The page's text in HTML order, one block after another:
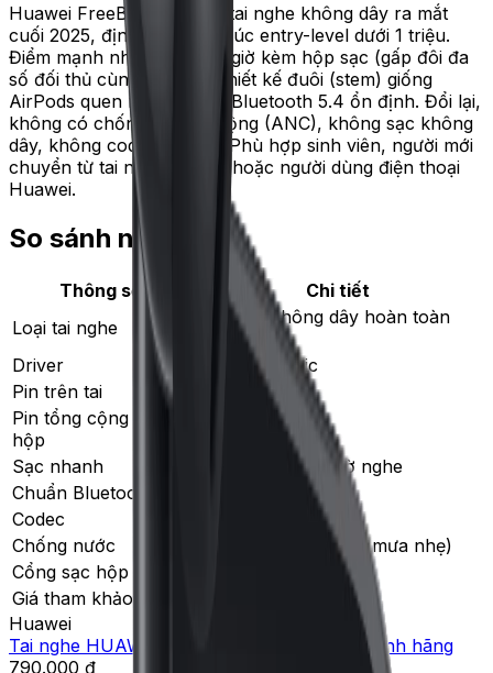
Huawei FreeBuds SE 4 là tai nghe không dây ra mắt
cuối 2025, định vị phân khúc entry-level dưới 1 triệu.
Điểm mạnh nhất là pin 40 giờ kèm hộp sạc (gấp đôi đa
số đối thủ cùng tầm giá), thiết kế đuôi (stem) giống
AirPods quen mắt, kết nối Bluetooth 5.4 ổn định. Đổi lại,
không có chống ồn chủ động (ANC), không sạc không
dây, không codec Hi-Res. Phù hợp sinh viên, người mới
chuyển từ tai nghe có dây hoặc người dùng điện thoại
Huawei.
So sánh nhanh
Thông số
Chi tiết
Loại tai nghe
Tai nghe không dây hoàn toàn
(TWS)
Driver
10mm dynamic
Pin trên tai
9 giờ liên tục
Pin tổng cộng kèm
hộp
Sạc nhanh
10 phút sạc = 4 giờ nghe
Chuẩn Bluetooth
Codec
Chống nước
IP54 (chống mồ hôi, mưa nhẹ)
Cổng sạc hộp
Giá tham khảo VN
Huawei
Tai nghe HUAWEI FreeBuds SE 4 ANC - Chính hãng
790.000 ₫